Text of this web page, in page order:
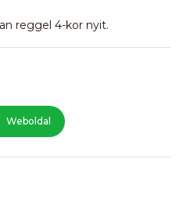
reggel 4-kor nyit.
Weboldal